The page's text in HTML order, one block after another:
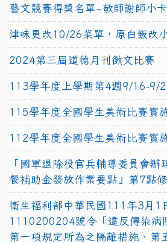
藝文競賽得獎名單~敬師謝師小
津味更改10/26菜單，原白飯改
2024第三屆道德月刊徵文比賽
113學年度上學期第4週9/16-9/
115學年度全國學生美術比賽實
112學年度全國學生美術比賽實
「國軍退除役官兵輔導委員會辦
餐補助金發放作業要點」第7點
衛生福利部中華民國111年3月1
1110200204號令「違反傳染病
第一項規定所為之隔離措施、第